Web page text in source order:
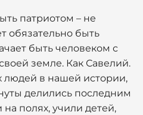
патриотом – не
обязательно быть
быть человеком с
земле. Как Савелий.
людей в нашей истории,
делились последним
на полях, учили детей,